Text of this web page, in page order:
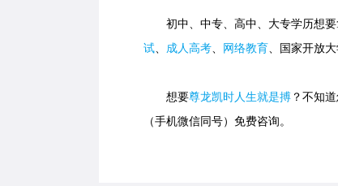
初中、中专、高中、大专学历想要
试、 成人高考、 网络教育、国家开放
想要尊龙凯时人生就是搏 ？不知
（手机微信同号）免费咨询。